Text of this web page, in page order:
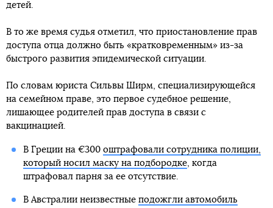
детей.
В то же время судья отметил, что приостановление прав
доступа отца должно быть «кратковременным» из-за
быстрого развития эпидемической ситуации.
По словам юриста Сильвы Ширм, специализирующейся
на семейном праве, это первое судебное решение,
лишающее родителей прав доступа в связи с
вакцинацией.
В Греции на €300 оштрафовали сотрудника полиции,
который носил маску на подбородке, когда
штрафовал парня за ее отсутствие.
В Австралии неизвестные подожгли автомобиль